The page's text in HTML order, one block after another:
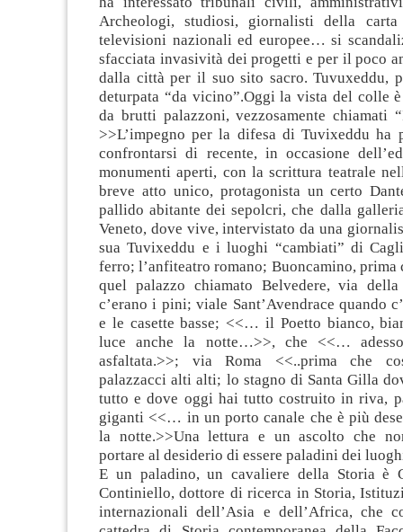
Archeologi, studiosi, giornalisti della
televisioni nazionali ed europee… si
sfacciata invasività dei progetti e per il poco
dalla città per il suo sito sacro. Tuvuxeddu,
deturpata “da vicino”.Oggi la vista del colle
da brutti palazzoni, vezzosamente chiamati
>>L’impegno per la difesa di Tuvixeddu ha
confrontarsi di recente, in occasione
monumenti aperti, con la scrittura teatrale
breve atto unico, protagonista un certo
pallido abitante dei sepolcri, che dalla
Veneto, dove vive, intervistato da una
sua Tuvixeddu e i luoghi “cambiati” di
ferro; l’anfiteatro romano; Buoncamino, prima
quel palazzo chiamato Belvedere, via della
c’erano i pini; viale Sant’Avendrace quando
e le casette basse; <<… il Poetto bianco,
luce anche la notte…>>, che <<…
asfaltata.>>; via Roma <<..prima che
palazzacci alti alti; lo stagno di Santa Gilla
tutto e dove oggi hai tutto costruito in riva,
giganti <<… in un porto canale che è più
la notte.>>Una lettura e un ascolto che
portare al desiderio di essere paladini dei
E un paladino, un cavaliere della Storia è
Continiello, dottore di ricerca in Storia,
internazionali dell’Asia e dell’Africa, che